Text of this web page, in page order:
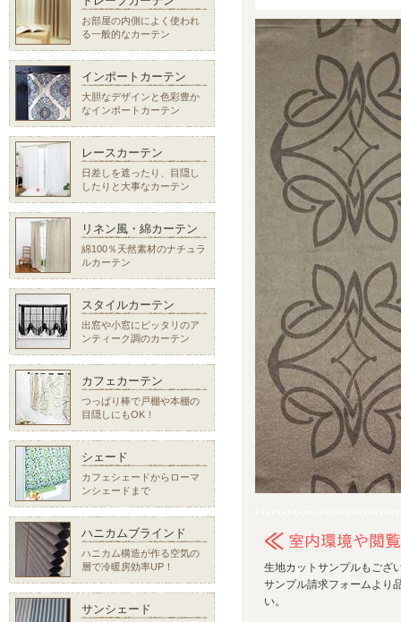
生地カットサンプルもござ
サンプル請求フォームより
い。
お部屋の内側によく使われ
る一般的なカーテン
インポートカーテン
大胆なデザインと色彩豊か
なインポートカーテン
レースカーテン
日差しを遮ったり、目隠し
したりと大事なカーテン
リネン風・綿カーテン
綿100％天然素材のナチュラ
ルカーテン
スタイルカーテン
出窓や小窓にピッタリのア
ンティーク調のカーテン
カフェカーテン
つっぱり棒で戸棚や本棚の
目隠しにもOK！
シェード
カフェシェードからローマ
ンシェードまで
ハニカムブラインド
ハニカム構造が作る空気の
層で冷暖房効率UP！
サンシェード